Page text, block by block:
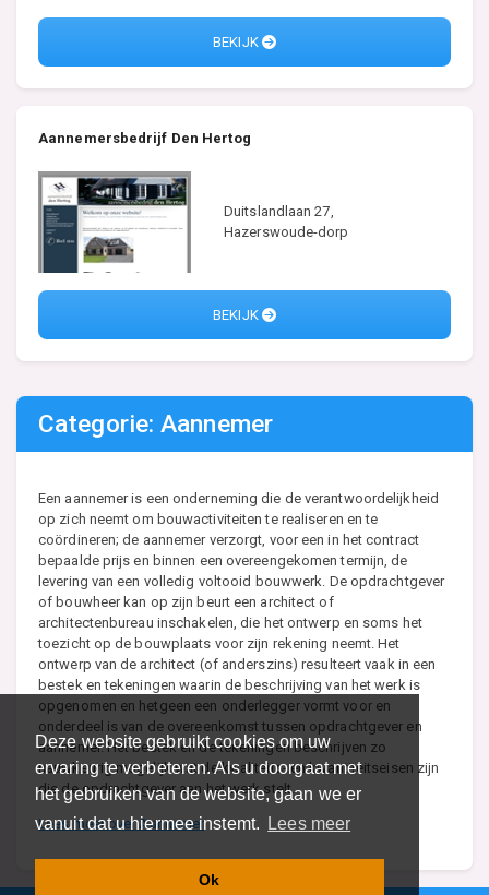
Deze website gebruikt cookies om uw
ervaring te verbeteren. Als u doorgaat met
het gebruiken van de website, gaan we er
vanuit dat u hiermee instemt.
Lees meer
Ok
BEKIJK
Aannemersbedrijf Den Hertog
Duitslandlaan 27,
Hazerswoude-dorp
BEKIJK
Categorie: Aannemer
Een aannemer is een onderneming die de verantwoordelijkheid
op zich neemt om bouwactiviteiten te realiseren en te
coördineren; de aannemer verzorgt, voor een in het contract
bepaalde prijs en binnen een overeengekomen termijn, de
levering van een volledig voltooid bouwwerk. De opdrachtgever
of bouwheer kan op zijn beurt een architect of
architectenbureau inschakelen, die het ontwerp en soms het
toezicht op de bouwplaats voor zijn rekening neemt. Het
ontwerp van de architect (of anderszins) resulteert vaak in een
bestek en tekeningen waarin de beschrijving van het werk is
opgenomen en hetgeen een onderlegger vormt voor en
onderdeel is van de overeenkomst tussen opdrachtgever en
aannemer. Het bestek en de tekeningen beschrijven zo
nauwkeurig mogelijk wat de kwaliteits- en kwantiteitseisen zijn
die de opdrachtgever aan het werk stelt.
Lees meer over Aannemer